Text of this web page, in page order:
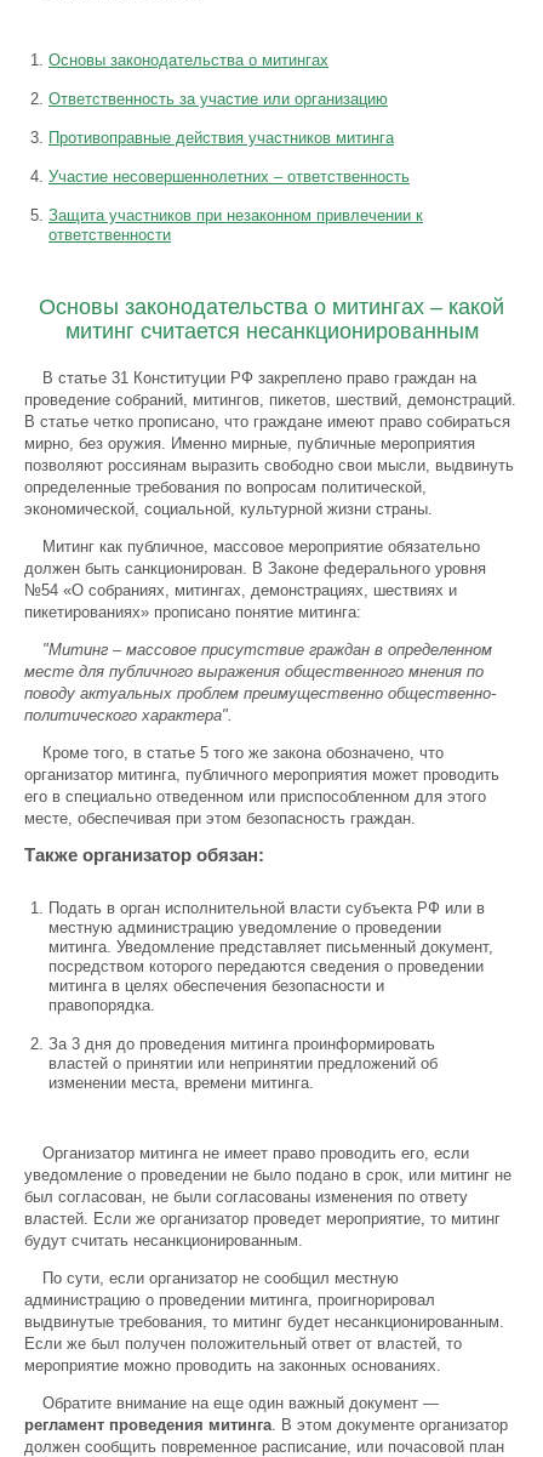
Основы законодательства о митингах
Ответственность за участие или организацию
Противоправные действия участников митинга
Участие несовершеннолетних – ответственность
Защита участников при незаконном привлечении к
ответственности
Основы законодательства о митингах – какой
митинг считается несанкционированным
В статье 31 Конституции РФ закреплено право граждан на
проведение собраний, митингов, пикетов, шествий, демонстраций.
В статье четко прописано, что граждане имеют право собираться
мирно, без оружия. Именно мирные, публичные мероприятия
позволяют россиянам выразить свободно свои мысли, выдвинуть
определенные требования по вопросам политической,
экономической, социальной, культурной жизни страны.
Митинг как публичное, массовое мероприятие обязательно
должен быть санкционирован. В Законе федерального уровня
№54 «О собраниях, митингах, демонстрациях, шествиях и
пикетированиях» прописано понятие митинга:
"Митинг – массовое присутствие граждан в определенном
месте для публичного выражения общественного мнения по
поводу актуальных проблем преимущественно общественно-
политического характера".
Кроме того, в статье 5 того же закона обозначено, что
организатор митинга, публичного мероприятия может проводить
его в специально отведенном или приспособленном для этого
месте, обеспечивая при этом безопасность граждан.
Также организатор обязан:
Подать в орган исполнительной власти субъекта РФ или в
местную администрацию уведомление о проведении
митинга. Уведомление представляет письменный документ,
посредством которого передаются сведения о проведении
митинга в целях обеспечения безопасности и
правопорядка.
За 3 дня до проведения митинга проинформировать
властей о принятии или непринятии предложений об
изменении места, времени митинга.
Организатор митинга не имеет право проводить его, если
уведомление о проведении не было подано в срок, или митинг не
был согласован, не были согласованы изменения по ответу
властей. Если же организатор проведет мероприятие, то митинг
будут считать несанкционированным.
По сути, если организатор не сообщил местную
администрацию о проведении митинга, проигнорировал
выдвинутые требования, то митинг будет несанкционированным.
Если же был получен положительный ответ от властей, то
мероприятие можно проводить на законных основаниях.
Обратите внимание на еще один важный документ —
регламент проведения митинга. В этом документе организатор
должен сообщить повременное расписание, или почасовой план